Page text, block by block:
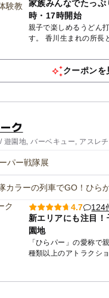
家族みんなでたっ
時・17時開始
親子で楽しめるうどん
す。 香川生まれの所長
で、延ばして...
クーポンを
ク
遊園地, バーベキュー, アスレ
パー戦隊展
カラーの列車でGO！ひら
4.7
124
新エリアにも注目
園地
「ひらパー」の愛称で
種類以上のアトラクシ